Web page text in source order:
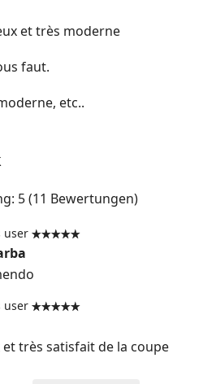
et très moderne
faut.
etc..
5 (11 Bewertungen)
user 

user 

très satisfait de la coupe